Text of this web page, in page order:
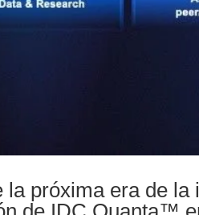
la próxima era de